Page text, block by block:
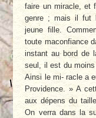
faire un miracle, et
genre ; mais il fut
jeune fille.
toute maconfiance
instant au bord de
seul, il est du
Ainsi le mi- racle a
Providence. » A
aux dépens du
On verra dans la